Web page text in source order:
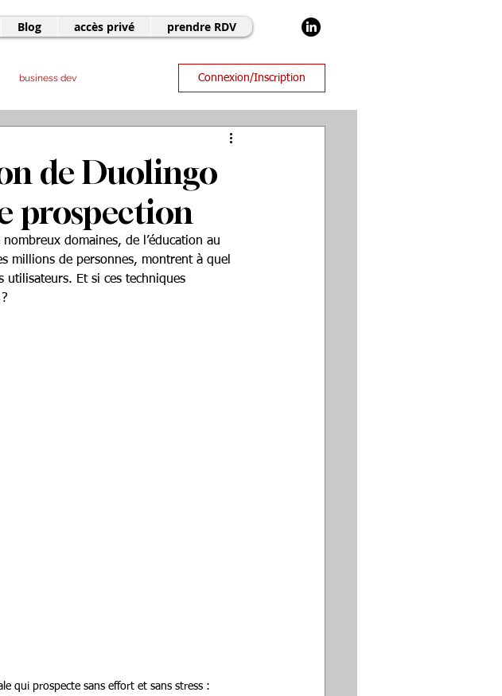
Blog accès privé prendre RDV
business dev Connexion/Inscription
de Duolingo
prospection
domaines, de l’éducation au
millions de personnes, montrent à quel
utilisateurs. Et si ces techniques
qui prospecte sans effort et sans stress :